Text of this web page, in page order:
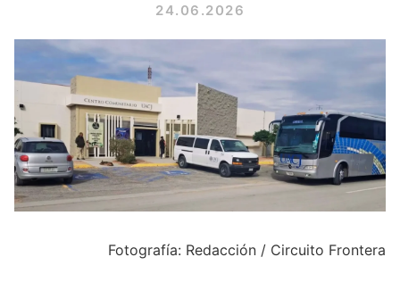
24.06.2026
Fotografía: Redacción / Circuito Frontera